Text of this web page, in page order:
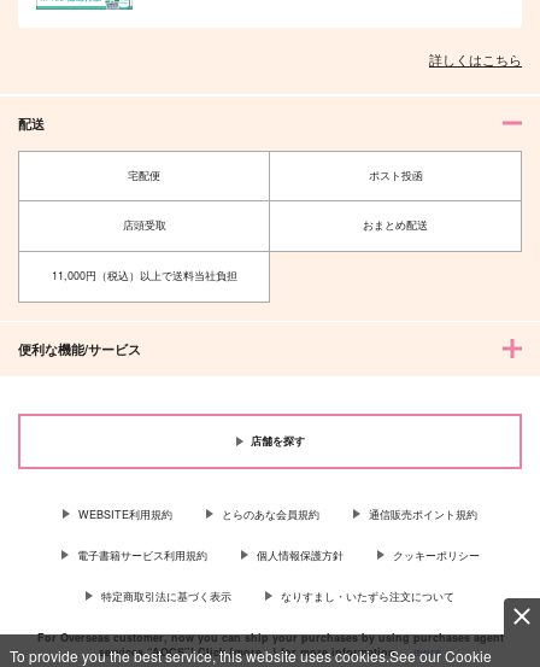
To provide you the best service, this website uses cookies.See our Cookie
詳しくはこちら
配送
宅配便 ポスト投函
店頭受取 おまとめ配送
11,000円（税込）以上で送料当社負担
便利な機能/サービス
店舗を探す
WEBSITE利用規約 とらのあな会員規約 通信販売ポイント規約
電子書籍サービス利用規約 個人情報保護方針 クッキーポリシー
特定商取引法に基づく表示 なりすまし・いたずら注文について
For Overseas customer, now you can ship your purchases by using purchases agent
services “AOCS”! Click {more…} for more information …more